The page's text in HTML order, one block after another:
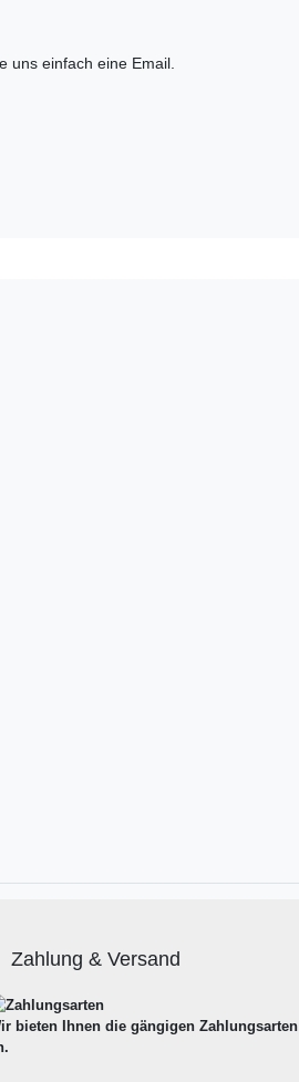
uns einfach eine Email.
Zahlung & Versand
bieten Ihnen die gängigen Zahlungsarten